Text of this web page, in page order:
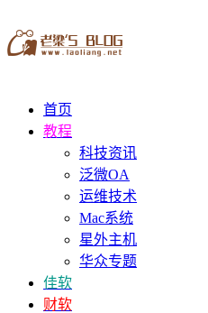
首页
教程
科技资讯
泛微OA
运维技术
Mac系统
星外主机
华众专题
佳软
财软